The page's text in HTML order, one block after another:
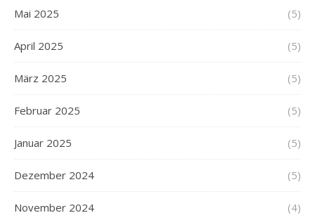
Mai 2025 (5)
April 2025 (5)
März 2025 (5)
Februar 2025 (5)
Januar 2025 (5)
Dezember 2024 (5)
November 2024 (4)